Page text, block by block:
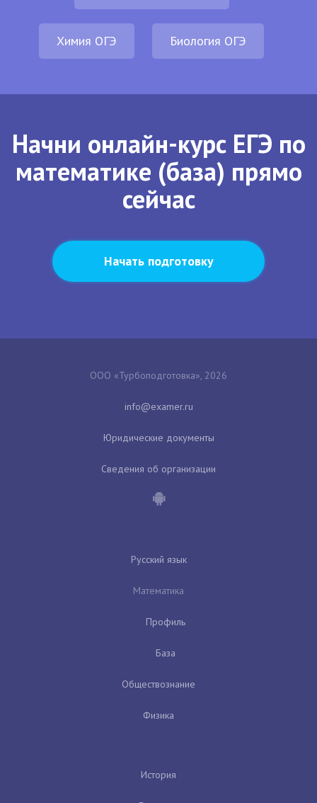
Химия ОГЭ Биология ОГЭ
Начни онлайн-курс ЕГЭ по
математике (база) прямо
сейчас
Начать подготовку
ООО «Турбоподготовка», 2026
Юридические документы
Сведения об организации
Русский язык
Математика
Профиль
База
Обществознание
Физика
История